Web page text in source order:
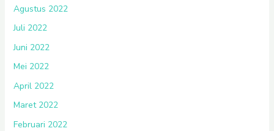
Agustus 2022
Juli 2022
Juni 2022
Mei 2022
April 2022
Maret 2022
Februari 2022